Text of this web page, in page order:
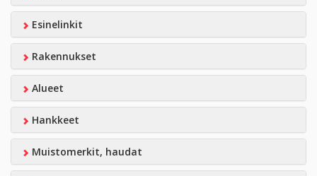
Esinelinkit
Rakennukset
Alueet
Hankkeet
Muistomerkit, haudat